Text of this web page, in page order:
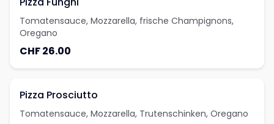
Tomatensauce, Mozzarella, frische Champignons,
Oregano
CHF 26.00
Pizza Prosciutto
Tomatensauce, Mozzarella, Trutenschinken, Oregano